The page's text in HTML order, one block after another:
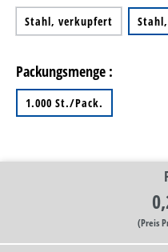
Stahl, verkupfert
Packungsmenge :
1.000 St./Pack.
(Preis